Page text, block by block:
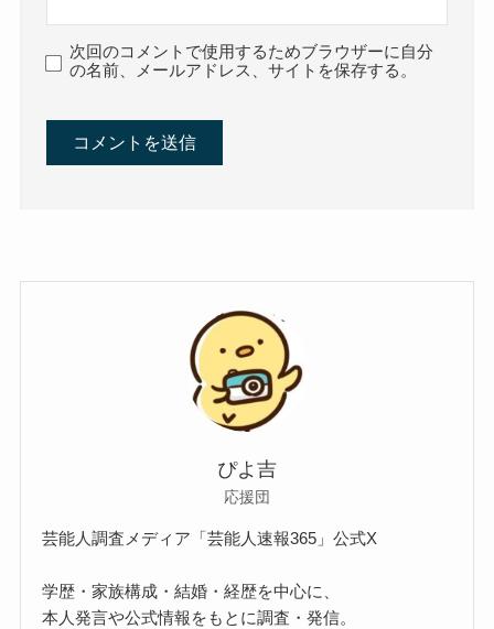
次回のコメントで使用するためブラウザーに自分
の名前、メールアドレス、サイトを保存する。
ぴよ吉
応援団
芸能人調査メディア「芸能人速報365」公式X
学歴・家族構成・結婚・経歴を中心に、
本人発言や公式情報をもとに調査・発信。